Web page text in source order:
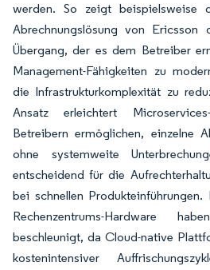
werden. So zeigt beispielsweise
Abrechnungslösung von Ericsson
Übergang, der es dem Betreiber
Management-Fähigkeiten zu
die Infrastrukturkomplexität zu
Ansatz erleichtert
Betreibern ermöglichen, einzelne
ohne systemweite
entscheidend für die
bei schnellen Produkteinführungen.
Rechenzentrums-Hardware
beschleunigt, da Cloud-native
kostenintensiver